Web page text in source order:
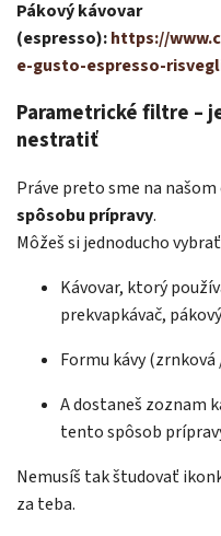
Pákový kávovar
(espresso):https://
e-gusto-espresso-
Parametrické filtre –
nestratiť
Práve preto sme na
spôsobu prípravy.
Môžeš si jednoducho
Kávovar, ktorý
prekvapkávač,
Formu kávy
A dostaneš zoznam
tento spôsob
Nemusíš tak študovať
za teba.